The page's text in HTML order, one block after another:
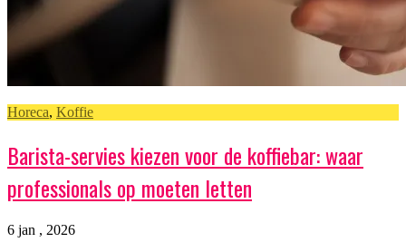
Horeca, Koffie
Barista-servies kiezen voor de koffiebar: waar
professionals op moeten letten
6 jan , 2026